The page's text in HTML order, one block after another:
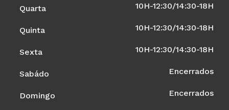
Quarta 10H-12:30/14:30-18H
Quinta 10H-12:30/14:30-18H
Sexta 10H-12:30/14:30-18H
Sabádo Encerrados
Domingo Encerrados